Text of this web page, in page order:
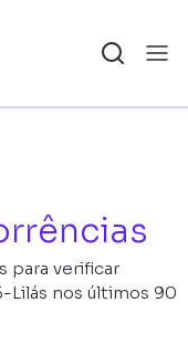
para verificar
Lilás nos últimos 90